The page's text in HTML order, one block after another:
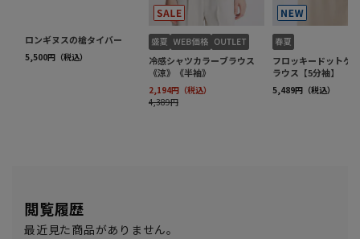
閲覧履歴
最近見た商品がありません。